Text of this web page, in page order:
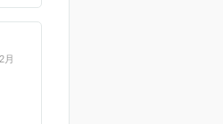
月